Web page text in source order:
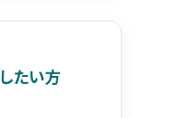
たい方